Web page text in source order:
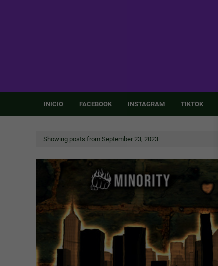
INICIO FACEBOOK INSTAGRAM TIKTOK
Showing posts from September 23, 2023